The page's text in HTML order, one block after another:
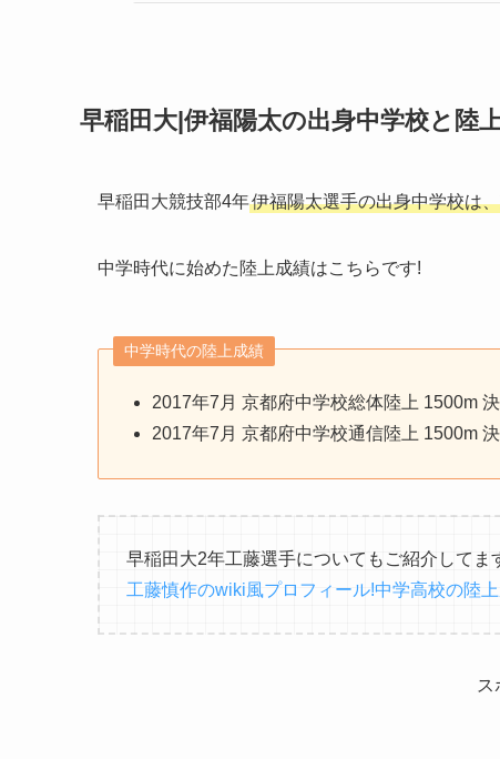
早稲田大|伊福陽太の出身中学校と陸
早稲田大競技部4年伊福陽太選手の出身中学校は
中学時代に始めた陸上成績はこちらです!
中学時代の陸上成績
2017年7月 京都府中学校総体陸上 1500m
2017年7月 京都府中学校通信陸上 1500m
早稲田大2年工藤選手についてもご紹介して
工藤慎作のwiki風プロフィール!中学高校の陸
ス